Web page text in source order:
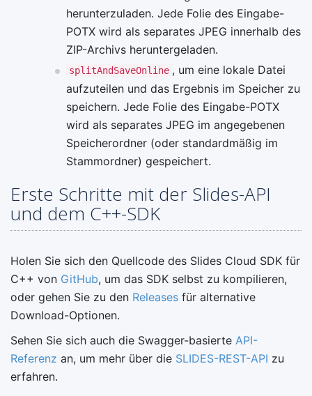
herunterzuladen. Jede Folie des Eingabe-
POTX wird als separates JPEG innerhalb des
ZIP-Archivs heruntergeladen.
splitAndSaveOnline , um eine lokale Datei
aufzuteilen und das Ergebnis im Speicher zu
speichern. Jede Folie des Eingabe-POTX
wird als separates JPEG im angegebenen
Speicherordner (oder standardmäßig im
Stammordner) gespeichert.
Erste Schritte mit der Slides-API
und dem C++-SDK
Holen Sie sich den Quellcode des Slides Cloud SDK für
C++ von GitHub, um das SDK selbst zu kompilieren,
oder gehen Sie zu den Releases für alternative
Download-Optionen.
Sehen Sie sich auch die Swagger-basierte API-
Referenz an, um mehr über die SLIDES-REST-API zu
erfahren.